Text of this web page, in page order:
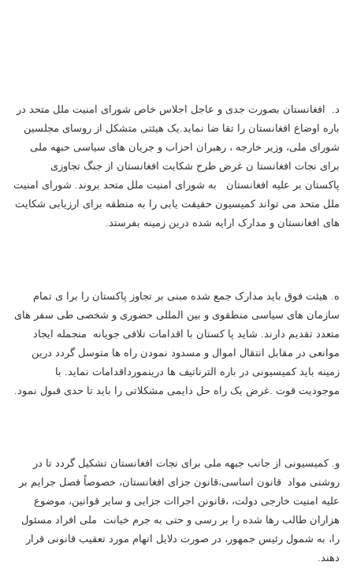
د. افغانستان بصورت جدی و عاجل اجلاس خاص شورای امنیت ملل متحد در
باره اوضاع افغانستان را تقا ضا نماید.یک هیئتی متشکل از روسای مجلسین
شورای ملی، وزیر خارجه ، رهبران احزاب و جریان های سیاسی حبهه ملی
برای نجات افغانستا ن غرض طرح شکایت افغانستان از جنگ تجاوزی
پاکستان بر علیه افغانستان به شورای امنیت ملل متحد بروند. شورای امنیت
ملل متحد می تواند کمیسیون حقیقت یابی را به منطقه برای ارزیابی شکایت
های افغانستان و مدارک ارایه شده درین زمینه بفرستد.
ه. هیئت فوق باید مدارک جمع شده مبنی بر تجاوز پاکستان را برا ی تمام
سازمان های سیاسی منطقوی و بین المللی حضوری و شخصی طی سفر های
متعدد تقدیم دارند. شاید پا کستان با اقدامات تلافی جویانه منجمله ایجاد
موانعی در مقابل انتقال اموال و مسدود نمودن راه ها متوسل گردد درین
زمینه باید کمیسیونی در باره الترناتیف ها درینمورداقدامات نماید. با
موجودیت قوت غرض یک راه حل دایمی مشکلاتی را باید تا حدی قبول نمود.
و. کمیسیونی از جانب جبهه ملی برای نجات افغانستان تشکیل گردد تا در
روشنی مواد قانون اساسی،قانون جزای افغانستان، خصوصاً فصل جرایم بر
علیه امنیت خارجی دولت، ،قانونن اجراات جزایی و سایر قوانین، موضوع
هزاران طالب رها شده را بر رسی و حتی به جرم خیانت ملی افراد مسئول
را، به شمول رئیس جمهور، در صورت دلایل اتهام مورد تعقیب قانونی قرار
دهند.